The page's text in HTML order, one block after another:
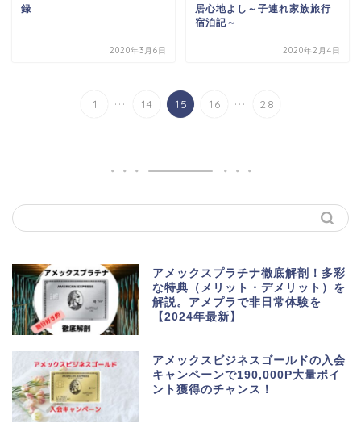
録
2020年3月6日
居心地よし～子連れ家族旅行
宿泊記～
2020年2月4日
1 ... 14 15 16 ... 28
アメックスプラチナ徹底解剖！多彩
な特典（メリット・デメリット）を
解説。アメプラで非日常体験を
【2024年最新】
アメックスビジネスゴールドの入会
キャンペーンで190,000P大量ポイ
ント獲得のチャンス！